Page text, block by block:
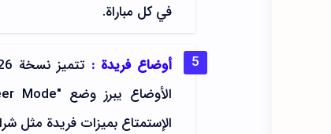
في كل مباراة.
أوضاع فريدة :
الإستمتاع بميزات فريدة مثل